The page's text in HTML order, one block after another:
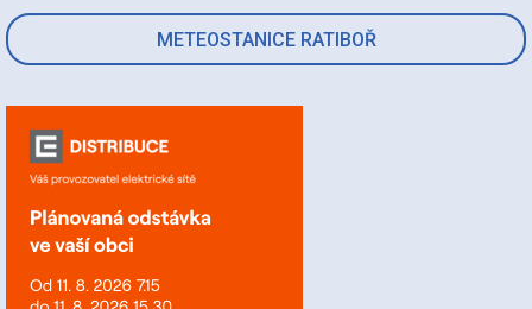
METEOSTANICE RATIBOŘ